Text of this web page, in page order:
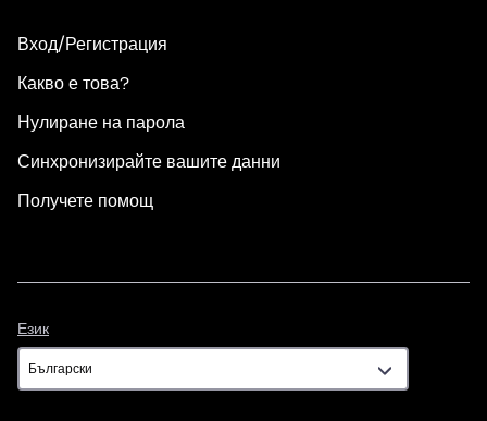
Вход/Регистрация
Какво е това?
Нулиране на парола
Синхронизирайте вашите данни
Получете помощ
Език